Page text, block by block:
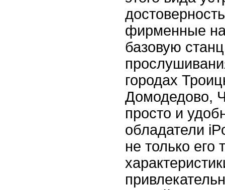
фирменные
базовую
городах
Домодедово,
просто и
обладатели
не только его